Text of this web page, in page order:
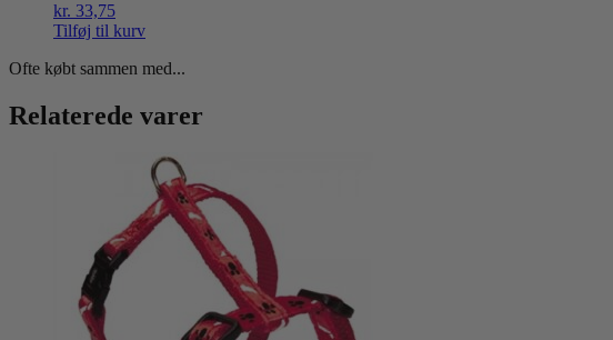
kr. 33,75
Tilføj til kurv
Ofte købt sammen med...
Relaterede varer